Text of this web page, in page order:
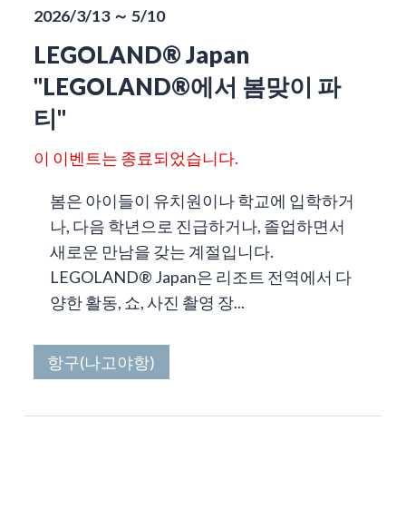
2026/3/13 ～ 5/10
LEGOLAND® Japan
"LEGOLAND®에서 봄맞이 파
티"
이 이벤트는 종료되었습니다.
봄은 아이들이 유치원이나 학교에 입학하거
나, 다음 학년으로 진급하거나, 졸업하면서
새로운 만남을 갖는 계절입니다.
LEGOLAND® Japan은 리조트 전역에서 다
양한 활동, 쇼, 사진 촬영 장...
항구(나고야항)